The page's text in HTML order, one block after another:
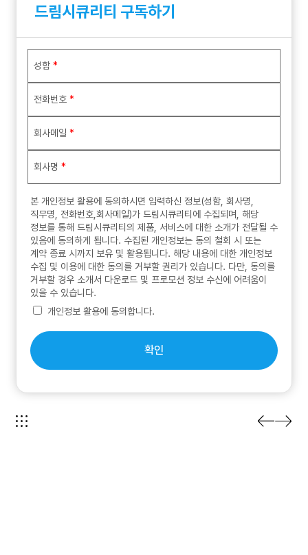
드림시큐리티 구독하기
성함 *
전화번호 *
회사메일 *
회사명 *
본 개인정보 활용에 동의하시면 입력하신 정보(성함, 회사명,
직무명, 전화번호,회사메일)가 드림시큐리티에 수집되며, 해당
정보를 통해 드림시큐리티의 제품, 서비스에 대한 소개가 전달될 수
있음에 동의하게 됩니다. 수집된 개인정보는 동의 철회 시 또는
계약 종료 시까지 보유 및 활용됩니다. 해당 내용에 대한 개인정보
수집 및 이용에 대한 동의를 거부할 권리가 있습니다. 다만, 동의를
거부할 경우 소개서 다운로드 및 프로모션 정보 수신에 어려움이
있을 수 있습니다.
개인정보 활용에 동의합니다.
확인